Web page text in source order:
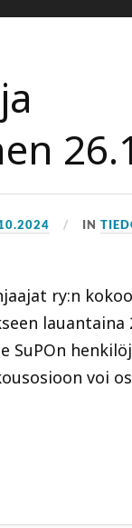
IN
ry:n
lauantaina
SuPOn
voi